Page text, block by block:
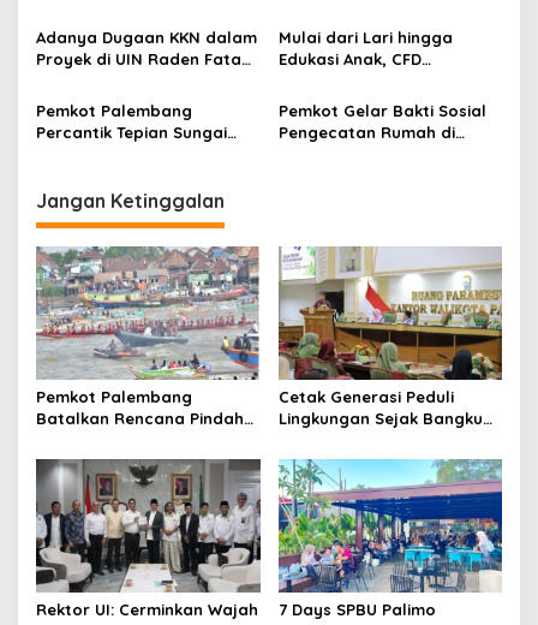
i
n
Pengendara
Pertama Jembatan Alang-
Alang Lebar dan Meminta
Warga Rawat Bersama
Adanya Dugaan KKN dalam
Proyek di UIN Raden Fatah
Kabupaten OKU Timur,
Massa LAKI Dan LASKAR
Sumsel Laporkan ke Kejati
Mulai dari Lari hingga
Edukasi Anak, CFD
Aktivitas
Pemkot Palembang
Percantik Tepian Sungai
Pemkot Gelar Bakti Sosial
Pengecatan Rumah di
Jangan Ketinggalan
Pemkot Palembang
Batalkan Rencana Pindah
Dipastikan Tetap di Sungai
Musi
Cetak Generasi Peduli
Lingkungan Sejak Bangku
Palembang Perkuat
Program Adiwiyata
Rektor UI: Cerminkan Wajah
7 Days SPBU Palimo